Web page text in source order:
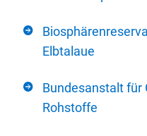
Elbtalaue
Bundesanstalt für
Rohstoffe